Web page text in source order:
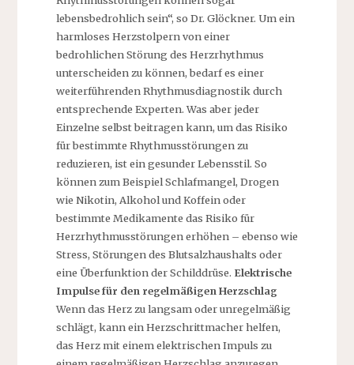
lebensbedrohlich sein“, so Dr. Glöckner. Um ein
harmloses Herzstolpern von einer
bedrohlichen Störung des Herzrhythmus
unterscheiden zu können, bedarf es einer
weiterführenden Rhythmusdiagnostik durch
entsprechende Experten. Was aber jeder
Einzelne selbst beitragen kann, um das Risiko
für bestimmte Rhythmusstörungen zu
reduzieren, ist ein gesunder Lebensstil. So
können zum Beispiel Schlafmangel, Drogen
wie Nikotin, Alkohol und Koffein oder
bestimmte Medikamente das Risiko für
Herzrhythmusstörungen erhöhen – ebenso wie
Stress, Störungen des Blutsalzhaushalts oder
eine Überfunktion der Schilddrüse. Elektrische
Impulse für den regelmäßigen Herzschlag
Wenn das Herz zu langsam oder unregelmäßig
schlägt, kann ein Herzschrittmacher helfen,
das Herz mit einem elektrischen Impuls zu